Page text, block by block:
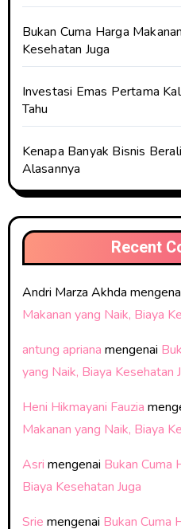
Bukan Cuma Harga
Kesehatan Juga
Investasi Emas Pertama
Tahu
Kenapa Banyak Bisnis
Alasannya
Recent
Andri Marza Akhda
Makanan yang Naik, Biaya
antung apriana mengenai
yang Naik, Biaya Kesehatan
Heni Hikmayani Fauzia
Makanan yang Naik, Biaya
Asri mengenai Bukan Cuma
Biaya Kesehatan Juga
Srie mengenai Bukan Cuma